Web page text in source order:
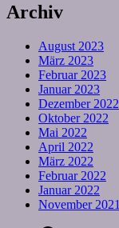
Archiv
August 2023
März 2023
Februar 2023
Januar 2023
Dezember 2022
Oktober 2022
Mai 2022
April 2022
März 2022
Februar 2022
Januar 2022
November 2021